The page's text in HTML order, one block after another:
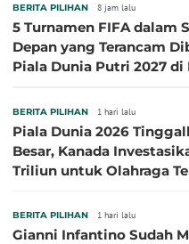
BERITA PILIHAN 8 jam lalu
5 Turnamen FIFA dalam
Depan yang Terancam
Piala Dunia Putri 2027 di
BERITA PILIHAN 1 hari lalu
Piala Dunia 2026
Besar, Kanada
Triliun untuk Olahraga
BERITA PILIHAN 1 hari lalu
Gianni Infantino Sudah